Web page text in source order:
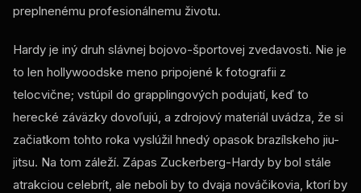
preplnenému profesionálnemu životu.
Hardy je iný druh slávnej bojovo-športovej zvedavosti. Nie je
to len hollywoodske meno pripojené k fotografii z
telocvične; vstúpil do grapplingových podujatí, keď to
herecké záväzky dovoľujú, a zdrojový materiál uvádza, že si
začiatkom tohto roka vyslúžil hnedý opasok brazílskeho jiu-
jitsu. Na tom záleží. Zápas Zuckerberg-Hardy by bol stále
atrakciou celebrít, ale neboli by to dvaja nováčikovia, ktorí by